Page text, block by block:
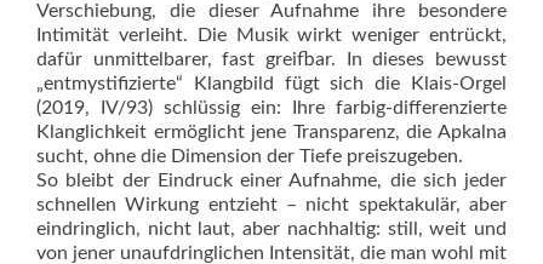
Verschiebung, die dieser Aufnahme ihre besondere
Intimität verleiht. Die Musik wirkt weniger entrückt,
dafür unmittelbarer, fast greifbar. In dieses bewusst
„entmys­tifizierte“ Klangbild fügt sich die Klais-Orgel
(2019, IV/93) schlüssig ein: Ihre farbig-differenzierte
Klanglichkeit ermöglicht jene Transparenz, die Apkalna
sucht, ohne die Dimension der Tiefe preiszugeben.
So bleibt der Eindruck einer Aufnahme, die sich jeder
schnellen Wirkung entzieht – nicht spektakulär, aber
eindringlich, nicht laut, aber nachhaltig: still, weit und
von jener unaufdringlichen Intensität, die man wohl mit